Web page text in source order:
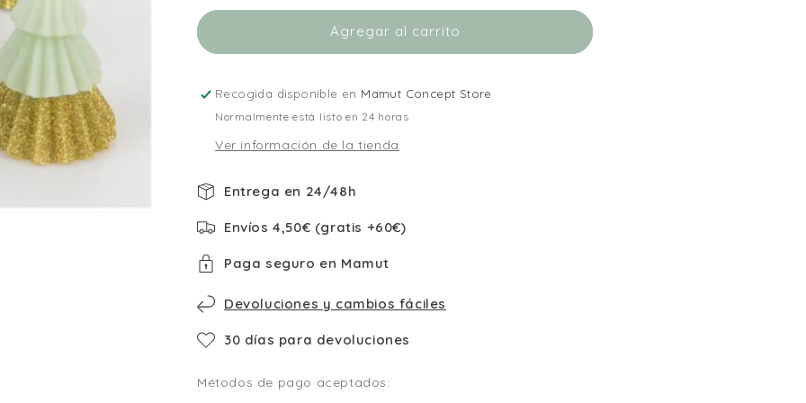
Navidad
Navidad
Verdes
Agregar al carrito
Recogida disponible en Mamut Concept Store
Normalmente está listo en 24 horas
Ver información de la tienda
Entrega en 24/48h
Envíos 4,50€ (gratis +60€)
Paga seguro en Mamut
Devoluciones y cambios fáciles
30 días para devoluciones
Métodos de pago aceptados: